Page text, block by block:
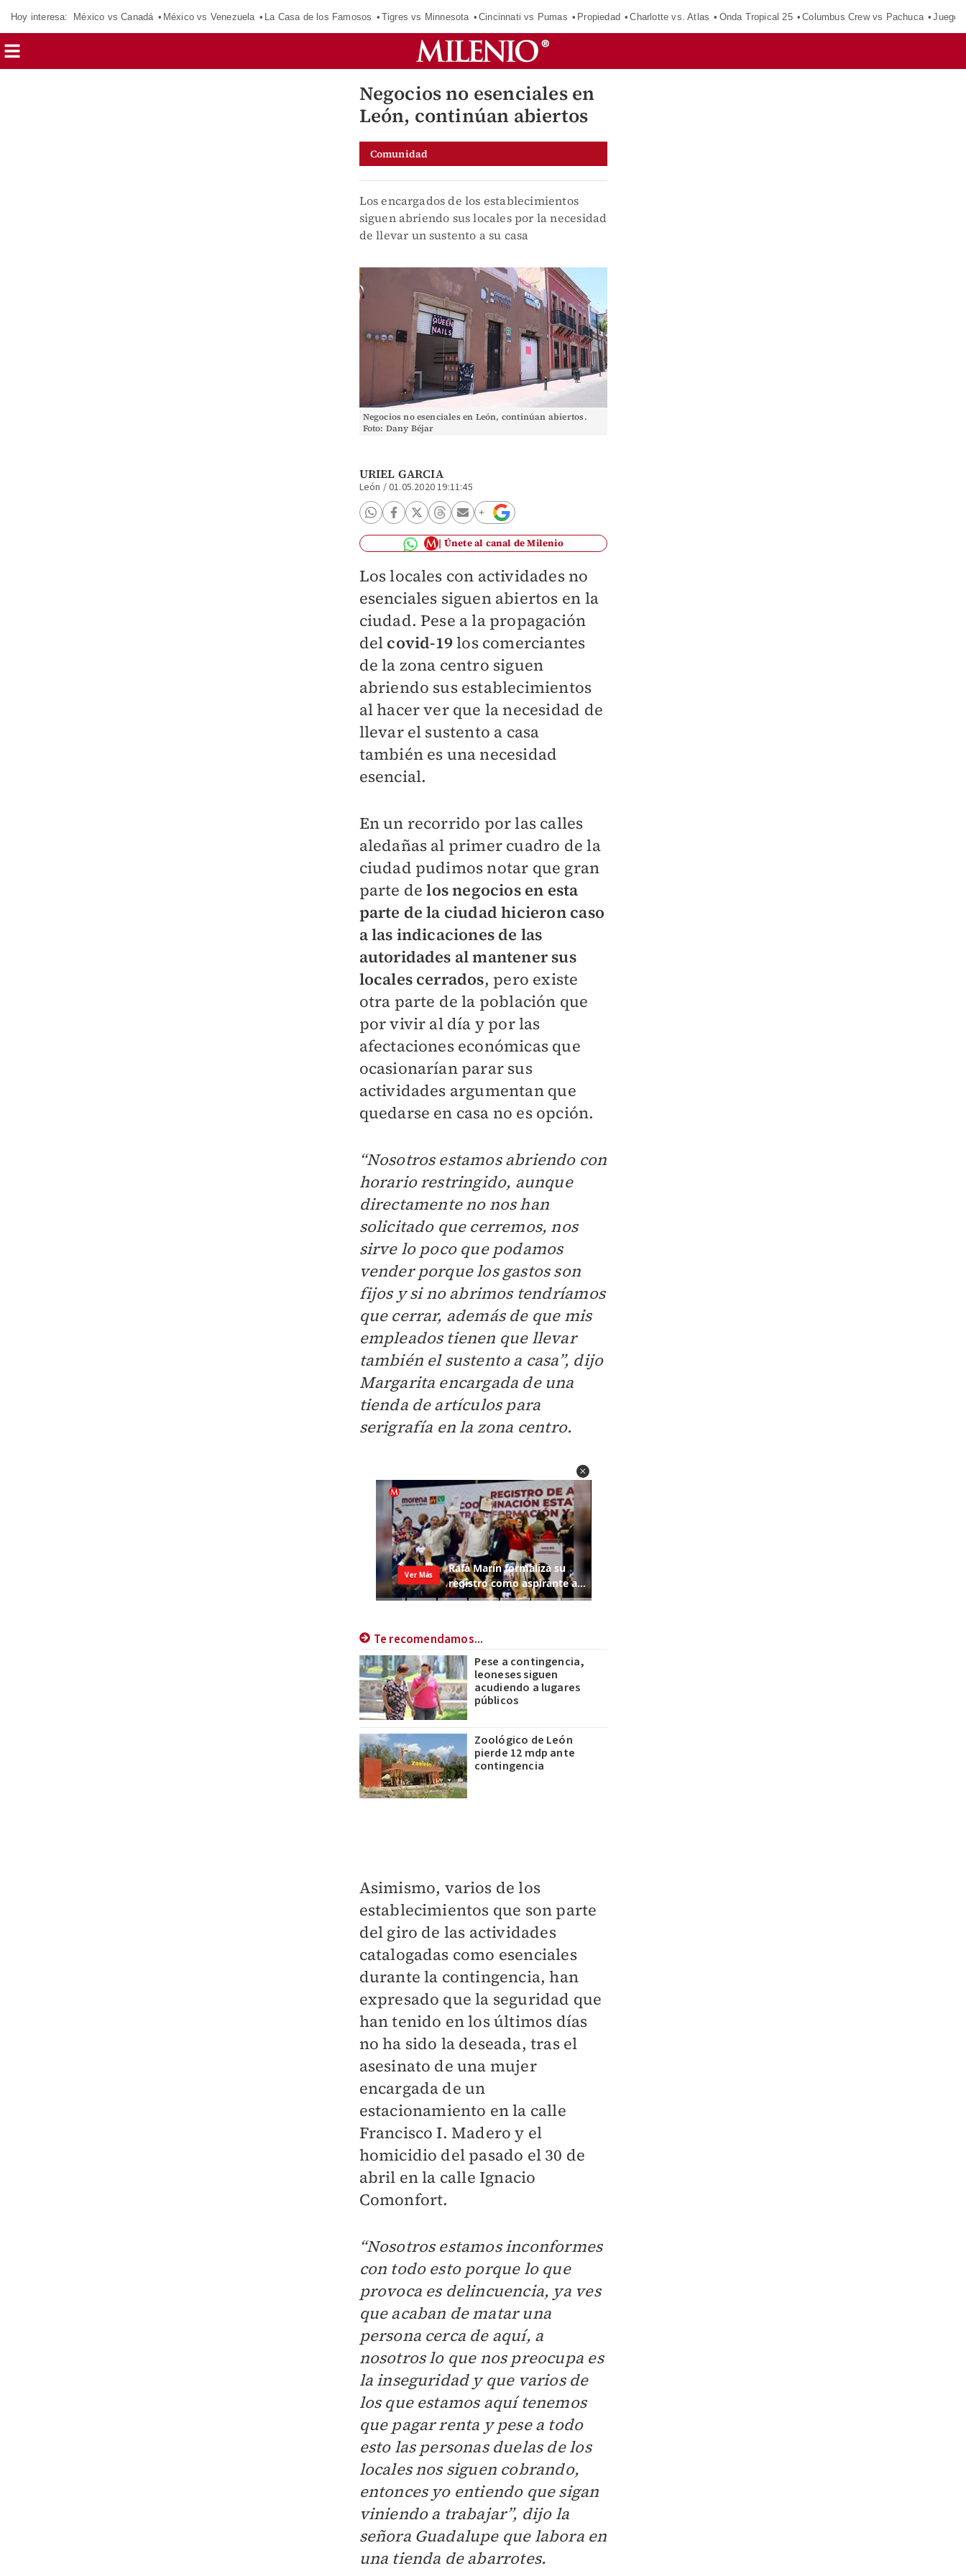
Hoy interesa: México vs Canadá México vs Venezuela La Casa de los Famosos Tigres vs Minnesota Cincinnati vs Pumas Propiedad Charlotte vs. Atlas Onda Tropical 25 Columbus Crew vs Pachuca
Negocios no esenciales en
León, continúan abiertos
Comunidad
Los encargados de los establecimientos
siguen abriendo sus locales por la necesidad
de llevar un sustento a su casa
Negocios no esenciales en León, continúan abiertos.
Foto: Dany Béjar
URIEL GARCIA
León /01.05.2020 19:11:45
Únete al canal de Milenio
Los locales con actividades no
esenciales siguen abiertos en la
ciudad. Pese a la propagación
del covid-19los comerciantes
de la zona centro siguen
abriendo sus establecimientos
al hacer ver que la necesidad de
llevar el sustento a casa
también es una necesidad
esencial.
En un recorrido por las calles
aledañas al primer cuadro de la
ciudad pudimos notar que gran
parte delos negocios en esta
parte de la ciudad hicieron caso
a las indicaciones de las
autoridades al mantener sus
locales cerrados, pero existe
otra parte de la población que
por vivir al día y por las
afectaciones económicas que
ocasionarían parar sus
actividades argumentan que
quedarse en casa no es opción.
“Nosotros estamos abriendo con
horario restringido, aunque
directamente no nos han
solicitado que cerremos, nos
sirve lo poco que podamos
vender porque los gastos son
fijos y si no abrimos tendríamos
que cerrar, además de que mis
empleados tienen que llevar
también el sustento a casa”, dijo
Margarita encargada de una
tienda de artículos para
serigrafía en la zona centro.
Te recomendamos...
Pese a contingencia,
leoneses siguen
acudiendo a lugares
públicos
Zoológico de León
pierde 12 mdp ante
contingencia
Asimismo, varios de los
establecimientos que son parte
del giro de las actividades
catalogadas como esenciales
durante la contingencia, han
expresado que la seguridad que
han tenido en los últimos días
no ha sido la deseada, tras el
asesinato de una mujer
encargada de un
estacionamiento en la calle
Francisco I. Madero y el
homicidio del pasado el 30 de
abril en la calle Ignacio
Comonfort.
“Nosotros estamos inconformes
con todo esto porque lo que
provoca es delincuencia, ya ves
que acaban de matar una
persona cerca de aquí, a
nosotros lo que nos preocupa es
la inseguridad y que varios de
los que estamos aquí tenemos
que pagar renta y pese a todo
esto las personas duelas de los
locales nos siguen cobrando,
entonces yo entiendo que sigan
viniendo a trabajar”, dijo la
señora Guadalupe que labora en
una tienda de abarrotes.